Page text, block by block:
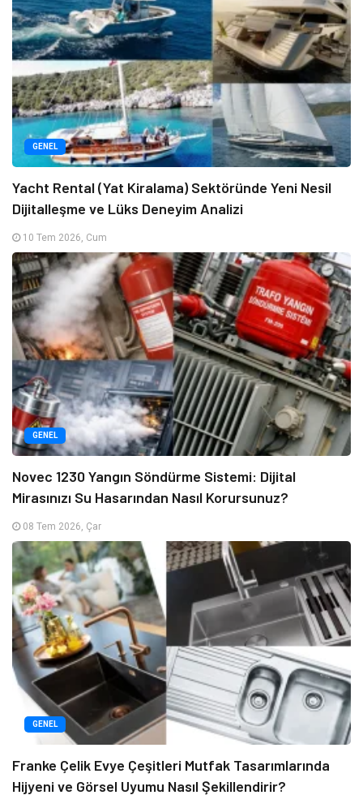
GENEL
Yacht Rental (Yat Kiralama) Sektöründe Yeni Nesil
Dijitalleşme ve Lüks Deneyim Analizi
10 Tem 2026, Cum
GENEL
Novec 1230 Yangın Söndürme Sistemi: Dijital
Mirasınızı Su Hasarından Nasıl Korursunuz?
08 Tem 2026, Çar
GENEL
Franke Çelik Evye Çeşitleri Mutfak Tasarımlarında
Hijyeni ve Görsel Uyumu Nasıl Şekillendirir?